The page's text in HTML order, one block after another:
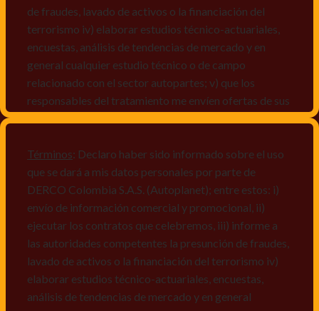
de fraudes, lavado de activos o la financiación del
terrorismo iv) elaborar estudios técnico-actuariales,
encuestas, análisis de tendencias de mercado y en
general cualquier estudio técnico o de campo
relacionado con el sector autopartes; v) que los
responsables del tratamiento me envíen ofertas de sus
mismos, vi) crear bases de datos de acuerdo a las
características y perfiles de los titulares de Datos
Personales, v) encuestas de satisfacción, vi) reportes
recall.
Declaro que puedo acceder a la política de protección
de datos personales de Derco en la
direcciónwww.autoplanet.com.co, igualmente,
manifiesto que he sido informado sobre mis derechos
Términos: Declaro haber sido informado sobre el uso
que se dará a mis datos personales por parte de
DERCO Colombia S.A.S. (Autoplanet); entre estos: i)
envío de información comercial y promocional, ii)
ejecutar los contratos que celebremos, iii) informe a
las autoridades competentes la presunción de fraudes,
lavado de activos o la financiación del terrorismo iv)
elaborar estudios técnico-actuariales, encuestas,
análisis de tendencias de mercado y en general